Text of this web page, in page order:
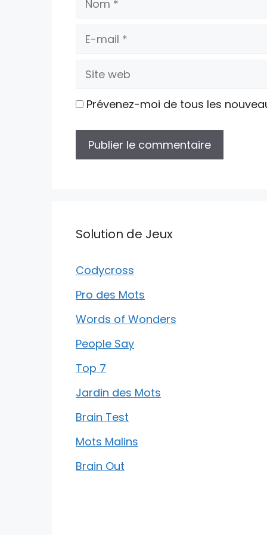
E-
Site
Prévenez-moi de tous les
Solution de Jeux
Codycross
Pro des Mots
Words of Wonders
People Say
Top 7
Jardin des Mots
Brain Test
Mots Malins
Brain Out